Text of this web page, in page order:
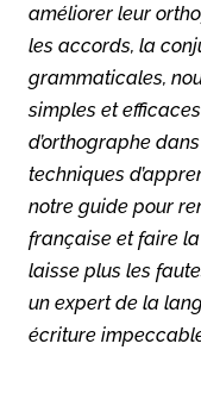
améliorer leur
les accords, la
grammaticales,
simples et
d’orthographe
techniques
notre guide pour
française et faire
laisse plus les
un expert de la
écriture